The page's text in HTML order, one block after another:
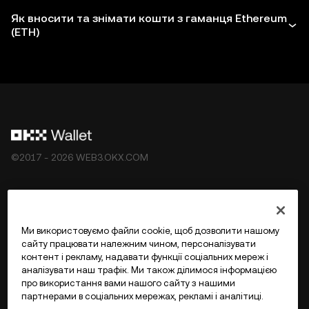
Як вносити та знімати кошти з гаманця Ethereum
(ETH)
©2017 - 2026 WEB3.OKX.COM
Більше про OKX Web3
Ми використовуємо файли cookie, щоб дозволити нашому
сайту працювати належним чином, персоналізувати
контент і рекламу, надавати функції соціальних мереж і
аналізувати наш трафік. Ми також ділимося інформацією
про використання вами нашого сайту з нашими
партнерами в соціальних мережах, рекламі і аналітиці.